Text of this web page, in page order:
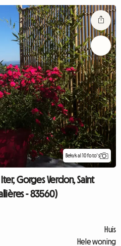
Bekyk al 10 foto's
Gorges Verdon, Saint
- 83560)
Huis
Hele woning